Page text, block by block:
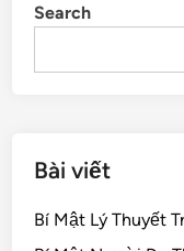
o
o
n s
Search
Bài viết
Bí Mật Lý Thuyết